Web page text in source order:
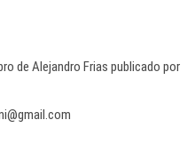
de Alejandro Frias publicado por